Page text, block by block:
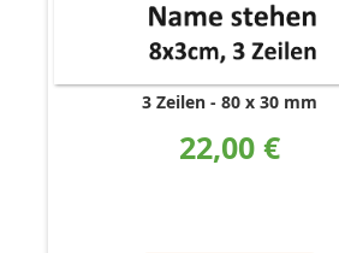
3 Zeilen 80 x 30 mm
22,00 €